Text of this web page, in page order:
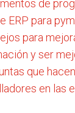
de
ERP para
para
y ser
que
en las